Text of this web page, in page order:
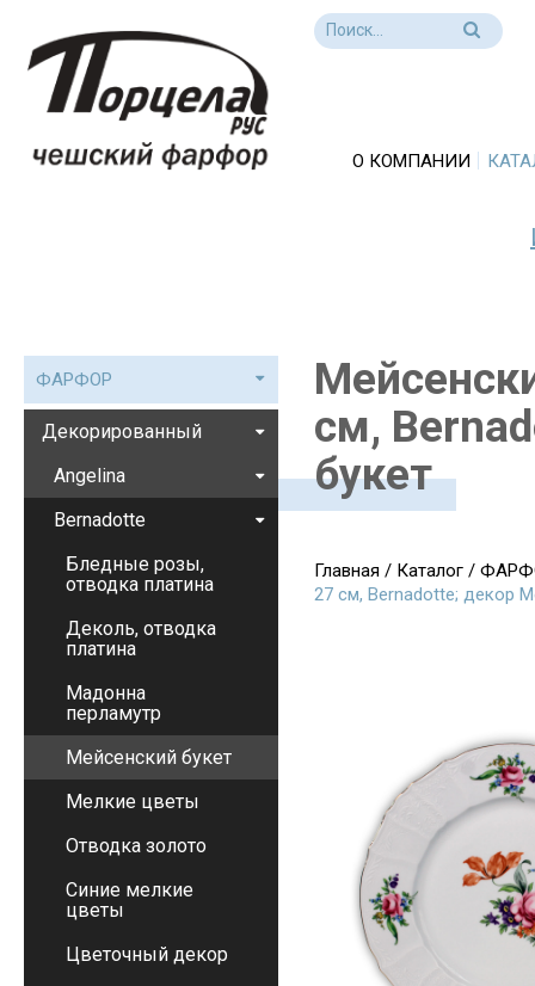
О КОМПАНИИ
см,
букет
Главная / Каталог/
27 см, Bernadotte; декор
ФАРФОР
Декорированный
Angelina
Bernadotte
Бледные розы,
отводка платина
Деколь, отводка
платина
Мадонна
перламутр
Мейсенский букет
Мелкие цветы
Отводка золото
Синие мелкие
цветы
Цветочный декор